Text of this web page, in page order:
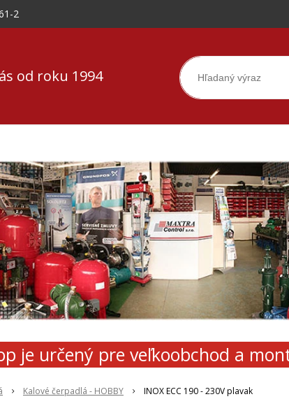
od roku 1994
2
je určený pre veľkoobchod a
Kalové čerpadlá - HOBBY INOX ECC 190 - 230V plavak